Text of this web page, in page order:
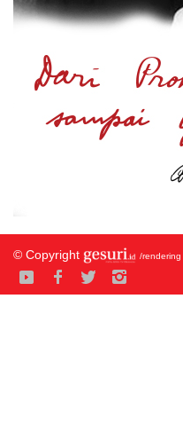
© Copyright /